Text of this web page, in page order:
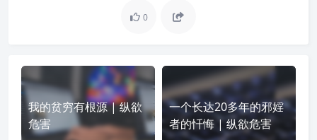
0
我的贫穷有根源 | 纵欲
危害
一个长达20多年的邪婬
者的忏悔 | 纵欲危害